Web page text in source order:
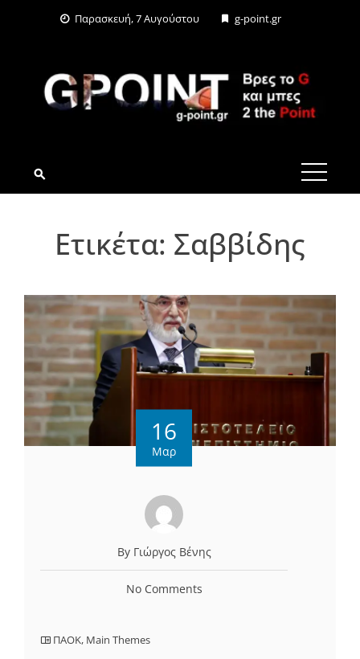
Παρασκευή, 7 Αυγούστου g-point.gr
G-POINT.GR
Ετικέτα: Σαββίδης
16
Μαρ
By Γιώργος Βένης
No Comments
ΠΑΟΚ, Main Themes